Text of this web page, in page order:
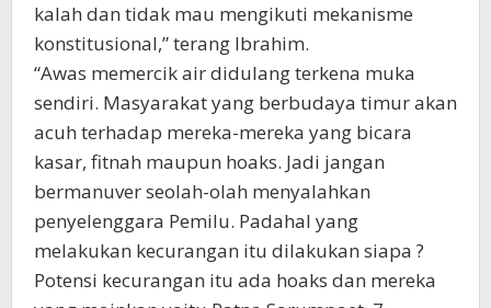
kalah dan tidak mau mengikuti mekanisme
konstitusional,” terang Ibrahim.
“Awas memercik air didulang terkena muka
sendiri. Masyarakat yang berbudaya timur akan
acuh terhadap mereka-mereka yang bicara
kasar, fitnah maupun hoaks. Jadi jangan
bermanuver seolah-olah menyalahkan
penyelenggara Pemilu. Padahal yang
melakukan kecurangan itu dilakukan siapa ?
Potensi kecurangan itu ada hoaks dan mereka